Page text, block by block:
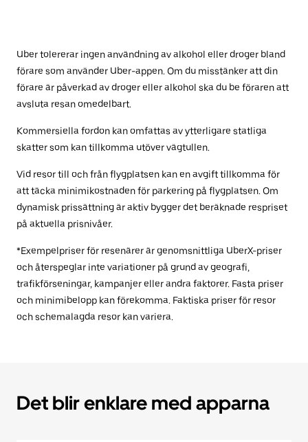
Uber tolererar ingen användning av alkohol eller droger bland
förare som använder Uber-appen. Om du misstänker att din
förare är påverkad av droger eller alkohol ska du be föraren att
avsluta resan omedelbart.
Kommersiella fordon kan omfattas av ytterligare statliga
skatter som kan tillkomma utöver vägtullen.
Vid resor till och från flygplatsen kan en avgift tillkomma för
att täcka minimikostnaden för parkering på flygplatsen. Om
dynamisk prissättning är aktiv bygger det beräknade respriset
på aktuella prisnivåer.
*Exempelpriser för resenärer är genomsnittliga UberX-priser
och återspeglar inte variationer på grund av geografi,
trafikförseningar, kampanjer eller andra faktorer. Fasta priser
och minimibelopp kan förekomma. Faktiska priser för resor
och schemalagda resor kan variera.
Det blir enklare med apparna